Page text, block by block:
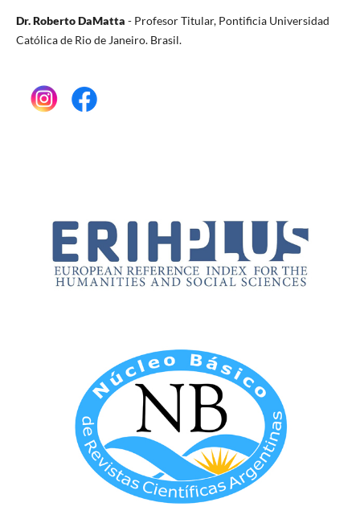
Dr. Roberto DaMatta - Profesor Titular, Pontificia Universidad
Católica de Rio de Janeiro. Brasil.